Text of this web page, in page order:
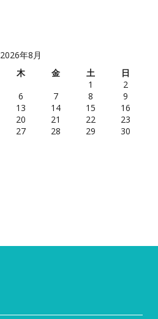
2026年8月
木 金 土
日
1
2
6 7 8
9
13 14 15
16
20 21 22
23
27 28 29
30